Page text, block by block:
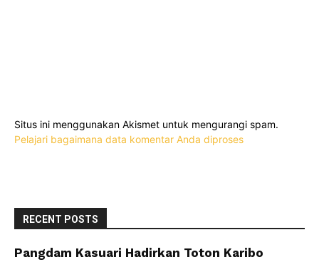
Situs ini menggunakan Akismet untuk mengurangi spam.
Pelajari bagaimana data komentar Anda diproses
RECENT POSTS
Pangdam Kasuari Hadirkan Toton Karibo